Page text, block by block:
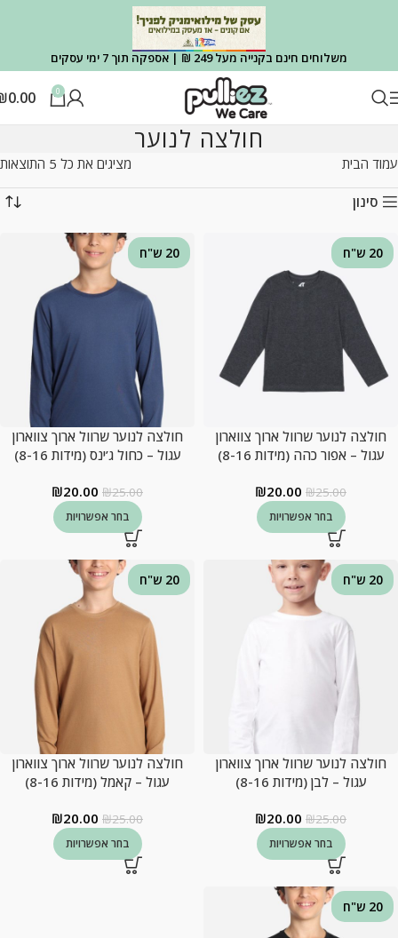
משלוחים חינם בקנייה מעל 249 ₪ | אספקה תוך 7 ימי עסקים
0
0.00
חולצה לנוער
עמוד הבית מציגים את כל ⁦5⁩ התוצאות
סינון
20 ש"ח
חולצה לנוער שרוול ארוך צווארון
עגול – אפור כהה (מידות 8-16)
₪25.00
₪20.00
בחר אפשרויות
20 ש"ח
חולצה לנוער שרוול ארוך צווארון
עגול – כחול ג’ינס (מידות 8-16)
₪25.00
₪20.00
בחר אפשרויות
20 ש"ח
חולצה לנוער שרוול ארוך צווארון
עגול – לבן (מידות 8-16)
₪25.00
₪20.00
בחר אפשרויות
20 ש"ח
חולצה לנוער שרוול ארוך צווארון
עגול – קאמל (מידות 8-16)
₪25.00
₪20.00
בחר אפשרויות
20 ש"ח